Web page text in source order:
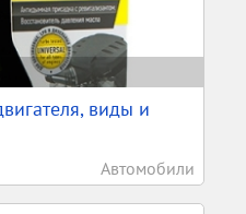
виды и
Автомобили